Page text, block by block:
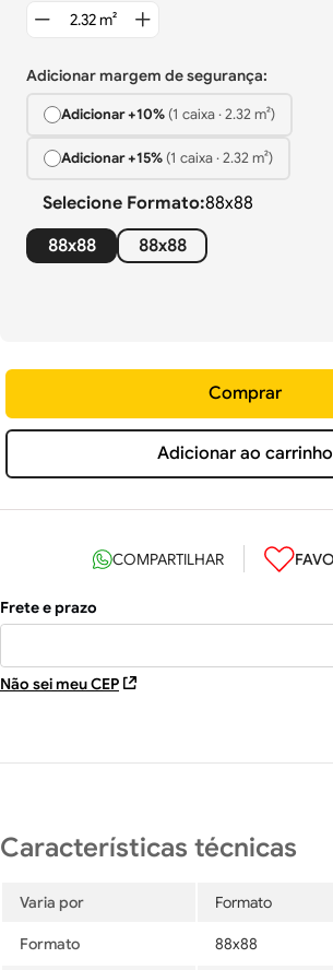
Adicionar margem de segurança:
Adicionar +10%(1 caixa·2.32m²)
Adicionar +15%(1 caixa·2.32m²)
Selecione Formato:88x88
88x88
88x88
Adicionar ao carrinho
Comprar
Não sei meu CEP
Varia por Formato
Formato 88x88